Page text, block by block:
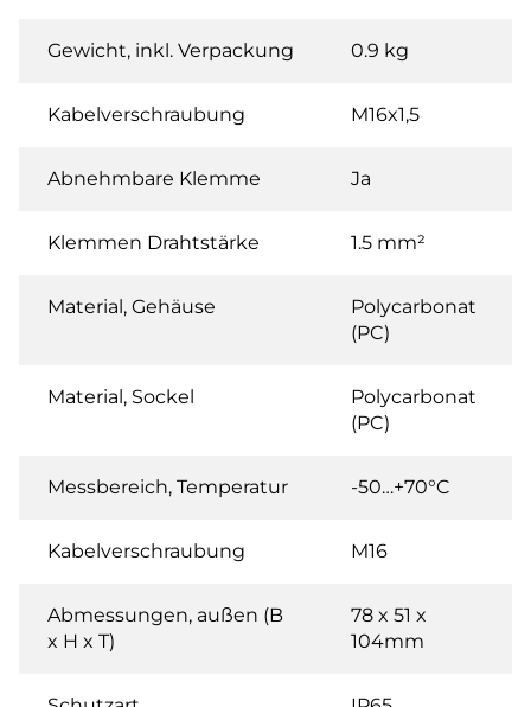
Gewicht, inkl. Verpackung 0.9 kg
Kabelverschraubung M16x1,5
Abnehmbare Klemme Ja
Klemmen Drahtstärke 1.5 mm²
Material, Gehäuse
Polycarbonat
(PC)
Material, Sockel
Polycarbonat
(PC)
Messbereich, Temperatur -50…+70°C
Kabelverschraubung M16
Abmessungen, außen (B
x H x T)
78 x 51 x
104mm